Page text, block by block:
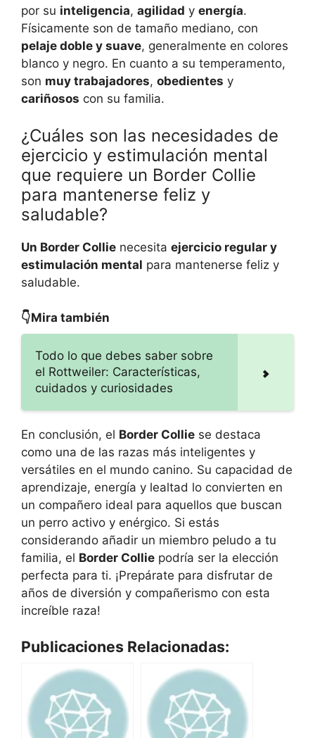
por su inteligencia, agilidad y energía.
Físicamente son de tamaño mediano, con
pelaje doble y suave, generalmente en colores
blanco y negro. En cuanto a su temperamento,
son muy trabajadores, obedientes y
cariñosos con su familia.
¿Cuáles son las necesidades de
ejercicio y estimulación mental
que requiere un Border Collie
para mantenerse feliz y
saludable?
Un Border Collie necesita ejercicio regular y
estimulación mental para mantenerse feliz y
saludable.
👇Mira también
Todo lo que debes saber sobre
el Rottweiler: Características,
cuidados y curiosidades
En conclusión, el Border Collie se destaca
como una de las razas más inteligentes y
versátiles en el mundo canino. Su capacidad de
aprendizaje, energía y lealtad lo convierten en
un compañero ideal para aquellos que buscan
un perro activo y enérgico. Si estás
considerando añadir un miembro peludo a tu
familia, el Border Collie podría ser la elección
perfecta para ti. ¡Prepárate para disfrutar de
años de diversión y compañerismo con esta
increíble raza!
Publicaciones Relacionadas: